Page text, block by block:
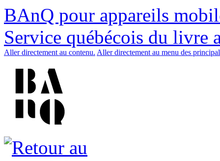
BAnQ pour appareils
Service québécois du livre
Aller directement au contenu. Aller directement au menu des